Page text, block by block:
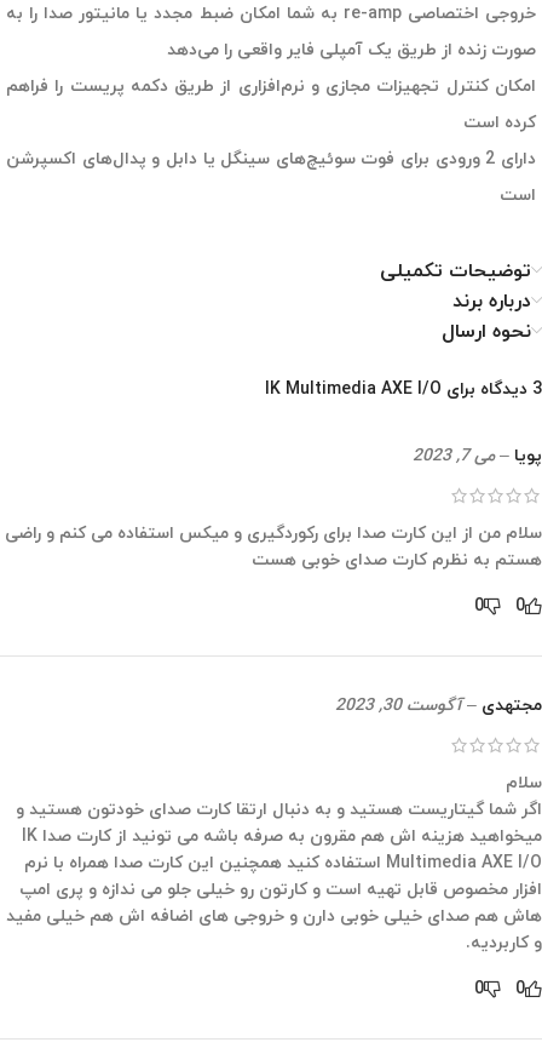
خروجی اختصاصی re-amp به شما امکان ضبط مجدد یا مانیتور صدا را به
صورت زنده از طریق یک آمپلی فایر واقعی را می‌دهد
امکان کنترل تجهیزات مجازی و نرم‌افزاری از طریق دکمه پریست را فراهم
کرده است
دارای 2 ورودی برای فوت سوئیچ‌های سینگل یا دابل و پدال‌های اکسپرشن
است
توضیحات تکمیلی
درباره برند
نحوه ارسال
3 دیدگاه برای IK Multimedia AXE I/O
پویا – می 7, 2023
سلام من از این کارت صدا برای رکوردگیری و میکس استفاده می کنم و راضی
هستم به نظرم کارت صدای خوبی هست
0
0
مجتهدی – آگوست 30, 2023
سلام
اگر شما گیتاریست هستید و به دنبال ارتقا کارت صدای خودتون هستید و
میخواهید هزینه اش هم مقرون به صرفه باشه می تونید از کارت صدا IK
Multimedia AXE I/O استفاده کنید همچنین این کارت صدا همراه با نرم
افزار مخصوص قابل تهیه است و کارتون رو خیلی جلو می ندازه و پری امپ
هاش هم صدای خیلی خوبی دارن و خروجی های اضافه اش هم خیلی مفید
و کاربردیه.
0
0